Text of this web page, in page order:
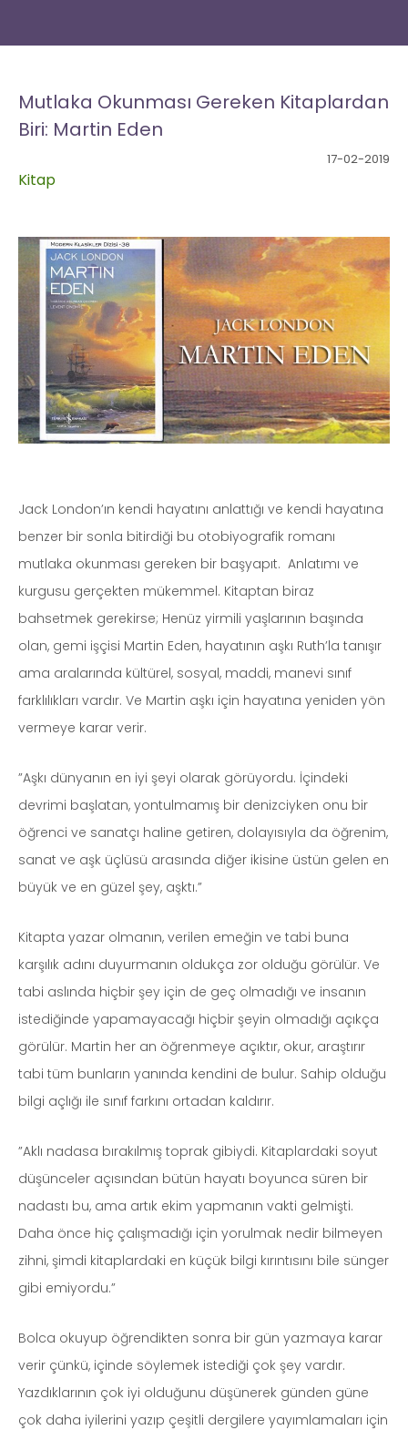
Mutlaka Okunması Gereken Kitaplardan
Biri: Martin Eden
17-02-2019
Kitap
Jack London’ın kendi hayatını anlattığı ve kendi hayatına
benzer bir sonla bitirdiği bu otobiyografik romanı
mutlaka okunması gereken bir başyapıt. Anlatımı ve
kurgusu gerçekten mükemmel. Kitaptan biraz
bahsetmek gerekirse; Henüz yirmili yaşlarının başında
olan, gemi işçisi Martin Eden, hayatının aşkı Ruth’la tanışır
ama aralarında kültürel, sosyal, maddi, manevi sınıf
farklılıkları vardır. Ve Martin aşkı için hayatına yeniden yön
vermeye karar verir.
”Aşkı dünyanın en iyi şeyi olarak görüyordu. İçindeki
devrimi başlatan, yontulmamış bir denizciyken onu bir
öğrenci ve sanatçı haline getiren, dolayısıyla da öğrenim,
sanat ve aşk üçlüsü arasında diğer ikisine üstün gelen en
büyük ve en güzel şey, aşktı.”
Kitapta yazar olmanın, verilen emeğin ve tabi buna
karşılık adını duyurmanın oldukça zor olduğu görülür. Ve
tabi aslında hiçbir şey için de geç olmadığı ve insanın
istediğinde yapamayacağı hiçbir şeyin olmadığı açıkça
görülür. Martin her an öğrenmeye açıktır, okur, araştırır
tabi tüm bunların yanında kendini de bulur. Sahip olduğu
bilgi açlığı ile sınıf farkını ortadan kaldırır.
”Aklı nadasa bırakılmış toprak gibiydi. Kitaplardaki soyut
düşünceler açısından bütün hayatı boyunca süren bir
nadastı bu, ama artık ekim yapmanın vakti gelmişti.
Daha önce hiç çalışmadığı için yorulmak nedir bilmeyen
zihni, şimdi kitaplardaki en küçük bilgi kırıntısını bile sünger
gibi emiyordu.”
Bolca okuyup öğrendikten sonra bir gün yazmaya karar
verir çünkü, içinde söylemek istediği çok şey vardır.
Yazdıklarının çok iyi olduğunu düşünerek günden güne
çok daha iyilerini yazıp çeşitli dergilere yayımlamaları için